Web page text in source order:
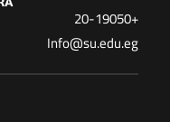
+20-19050
Info@su.edu.eg